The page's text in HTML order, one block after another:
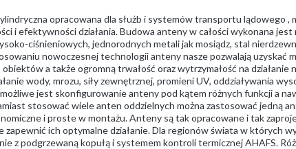
opracowana dla służb i systemów transportu lądowego
i efektywności działania. Budowa anteny w całości wykonana
ciśnieniowych, jednorodnych metali jak mosiądz, stal
nowoczesnej technologii anteny nasze pozwalają uzyskać
a także ogromną trwałość oraz wytrzymałość na
wody, mrozu, siły zewnętrznej, promieni UV, oddziaływania
jest skonfigurowanie anteny pod kątem różnych funkcji a
stosować wiele anten oddzielnych można zastosować jedną
i proste w montażu. Anteny są tak opracowane i tak
zapewnić ich optymalne działanie. Dla regionów świata w których
z podgrzewaną kopułą i systemem kontroli termicznej AHAFS.